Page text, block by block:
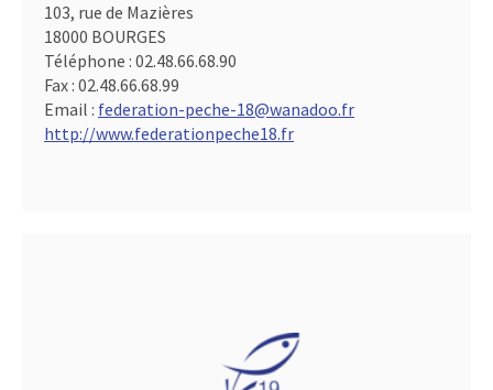
103, rue de Mazières
18000 BOURGES
Téléphone : 02.48.66.68.90
Fax : 02.48.66.68.99
Email : federation-peche-18@wanadoo.fr
http://www.federationpeche18.fr